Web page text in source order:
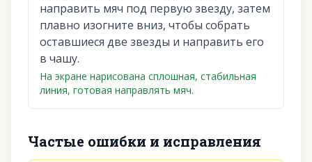
направить мяч под первую звезду, затем
плавно изогните вниз, чтобы собрать
оставшиеся две звезды и направить его
в чашу.
На экране нарисована сплошная, стабильная
линия, готовая направлять мяч.
Частые ошибки и исправления